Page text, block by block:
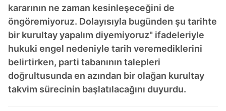
kararının ne zaman kesinleşeceğini de
öngöremiyoruz. Dolayısıyla bugünden şu tarihte
bir kurultay yapalım diyemiyoruz" ifadeleriyle
hukuki engel nedeniyle tarih veremediklerini
belirtirken, parti tabanının talepleri
doğrultusunda en azından bir olağan kurultay
takvim sürecinin başlatılacağını duyurdu.